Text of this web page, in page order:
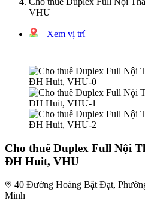
VHU
Xem vị trí
Cho thuê Duplex Full Nội
ĐH Huit, VHU
40 Đường Hoàng Bật Đạt,
Minh